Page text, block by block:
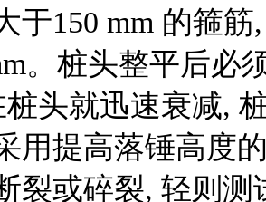
于150 mm 的箍
。桩头整平后必
头就迅速衰减,
用提高落锤高度
裂或碎裂, 轻则